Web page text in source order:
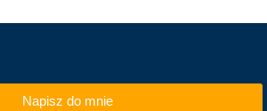
Napisz do mnie